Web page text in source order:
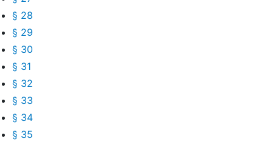
§ 28
§ 29
§ 30
§ 31
§ 32
§ 33
§ 34
§ 35